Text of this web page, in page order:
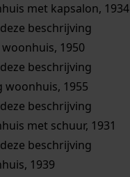
met kapsalon, 1934
beschrijving
1950
beschrijving
woonhuis, 1955
beschrijving
met schuur, 1931
beschrijving
1939